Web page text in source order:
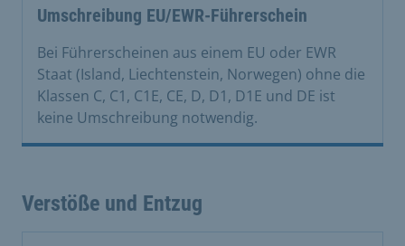
Umschreibung EU/EWR-Führerschein
Bei Führerscheinen aus einem EU oder EWR
Staat (Island, Liechtenstein, Norwegen) ohne die
Klassen C, C1, C1E, CE, D, D1, D1E und DE ist
keine Umschreibung notwendig.
Verstöße und Entzug